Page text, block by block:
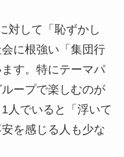
対して「恥ずかし
に根強い「集団行
す。特にテーマパ
ープで楽しむのが
人でいると「浮いて
を感じる人も少な